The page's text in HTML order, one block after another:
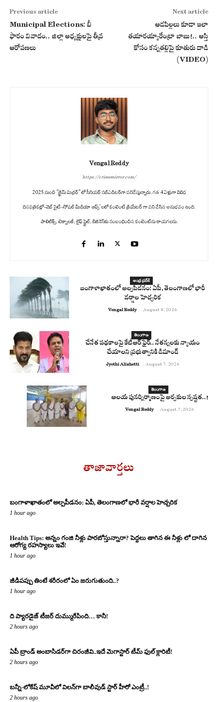
Previous article
Municipal Elections: బీ
ఫారం వివాదం.. జిల్లా అధ్యక్షులపై తీవ్ర
ఆరోపణలు
Next article
ఆడపిల్లలు కూడా ఇలా
తయారయ్యారేంట్రా బాబు!.. ఆస్తి
కోసం కన్నతల్లిపై కూతురు దాడి
(VIDEO)
Vengal Reddy
https://crimemirror.com/
2025 నుంచి "క్రైమ్ మిర్రర్" లో సీనియర్ సబ్‌ఎడిటర్‌గా పనిచేస్తున్నారు. గత 4 ఏళ్లుగా వివిధ
దినపత్రికల్లో-వెబ్ సైట్-సోషల్ మీడియా ఆప్స్' లలో కంటెంట్ క్రియేటర్ గా పని చేసిన అనుభవం ఉంది.
పాలిటిక్స్‌, టెక్నాలజీ, లైఫ్‌ స్టైల్‌, బిజినెస్‌కు సంబంధించిన కంటెంట్‌ను రాయగలను.
ఆంధ్ర ప్రదేశ్
బంగాళాఖాతంలో అల్పపీడనం: ఏపీ, తెలంగాణలో భారీ
వర్షాల హెచ్చరిక
Vengal Reddy - August 8, 2026
తెలంగాణ
చేనేత పథకాలపై కేటీఆర్ ఫైర్.. నేతన్నలకు న్యాయం
చేయాలని ప్రభుత్వానికి డిమాండ్
Jyothi Alishetti - August 7, 2026
తెలంగాణ
ఆలయ పునర్నిర్మాణంపై అర్చకుల స్పష్టత..!
Vengal Reddy - August 7, 2026
తాజావార్తలు
బంగాళాఖాతంలో అల్పపీడనం: ఏపీ, తెలంగాణలో భారీ వర్షాల హెచ్చరిక
1 hour ago
Health Tips: అన్నం గంజి నీళ్లు పారబోస్తున్నారా? పెద్దలు తాగిన ఈ నీళ్లు లో దాగిన
ఆరోగ్య రహస్యాలు ఇవే!
1 hour ago
జీడిపప్పు తింటే శరీరంలో ఏం జరుగుతుంది..?
1 hour ago
ది ప్యారడైజ్ టీజర్ దుమ్మురేపింది… కానీ!
2 hours ago
ఏపీ బ్రాండ్ అంబాసిడర్‌గా చిరంజీవి..ఇదే మెగాస్టార్ టీమ్ ఫుల్ క్లారిటీ!
2 hours ago
బన్నీ-లోకేష్ మూవీలో విలన్‌గా బాలీవుడ్ స్టార్ హీరో ఎంట్రీ..!
2 hours ago